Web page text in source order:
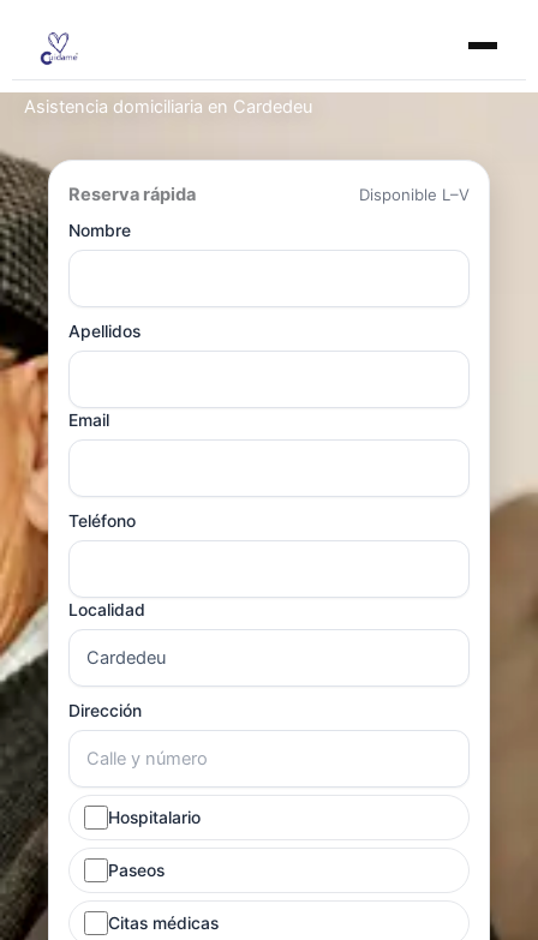
contenido
Asistencia domiciliaria en Cardedeu
Reserva rápida
Disponible L–V
Nombre
Apellidos
Email
Teléfono
Localidad
Dirección
Hospitalario
Paseos
Citas médicas